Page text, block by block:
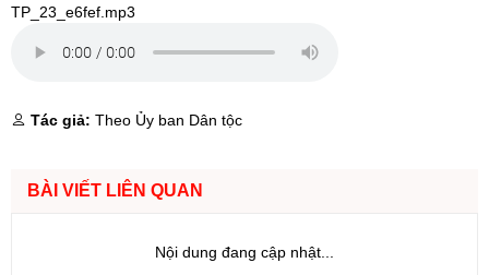
TP_23_e6fef.mp3
Tác giả: Theo Ủy ban Dân tộc
BÀI VIẾT LIÊN QUAN
Nội dung đang cập nhật...